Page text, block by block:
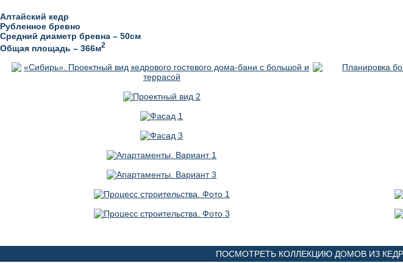
Алтайский кедр
Рубленное бревно
Средний диаметр бревна – 50см
Общая площадь – 366м2
ПОСМОТРЕТЬ КОЛЛЕКЦИЮ ДОМОВ ИЗ